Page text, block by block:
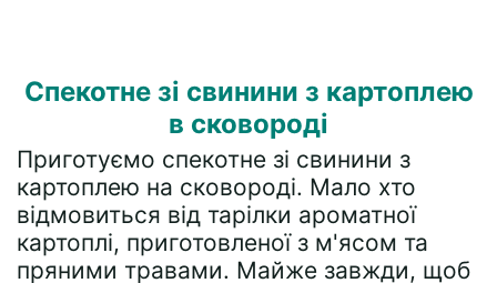
Спекотне зі свинини з картоплею
в сковороді
Приготуємо спекотне зі свинини з
картоплею на сковороді. Мало хто
відмовиться від тарілки ароматної
картоплі, приготовленої з м'ясом та
пряними травами. Майже завжди, щоб